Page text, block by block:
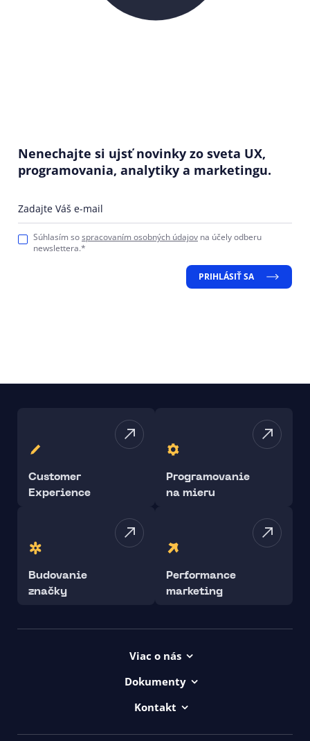
Nenechajte si ujsť novinky zo sveta UX,
programovania, analytiky a marketingu.
Zadajte Váš e-mail
Súhlasím sospracovaním osobných údajov na účely odberu
newslettera.*
PRIHLÁSIŤ SA
Customer
Experience
Programovanie
na mieru
Budovanie
značky
Performance
marketing
Viac o nás
uičkovská abeceda
Dokumenty
GDPR
Kontakt